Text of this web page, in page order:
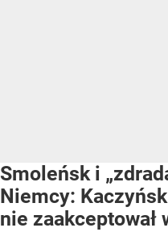
Smoleńsk i
Niemcy:
nie